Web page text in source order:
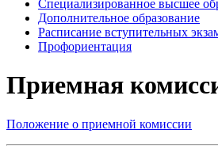
Специализированное высшее
Дополнительное образование
Расписание вступительных
Профориентация
Приемная
Положение о приемной комиссии